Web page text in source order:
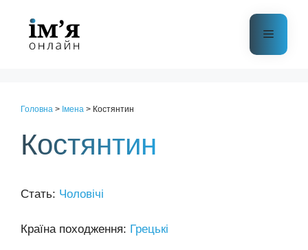
контенту
Меню
Головна > Імена > Костянтин
Костянтин
Стать: Чоловічі
Країна походження: Грецькі